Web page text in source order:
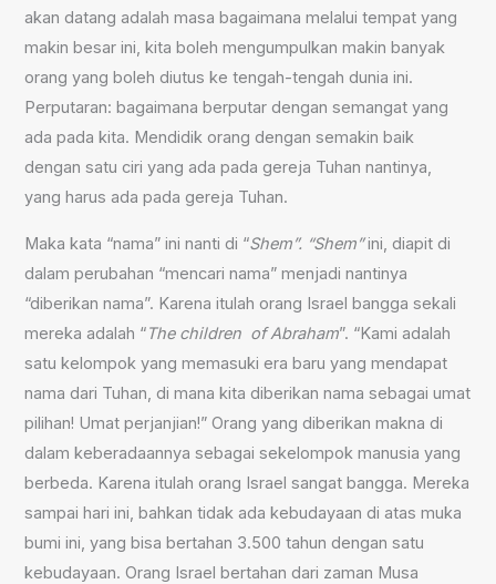
akan datang adalah masa bagaimana melalui tempat yang
makin besar ini, kita boleh mengumpulkan makin banyak
orang yang boleh diutus ke tengah-tengah dunia ini.
Perputaran: bagaimana berputar dengan semangat yang
ada pada kita. Mendidik orang dengan semakin baik
dengan satu ciri yang ada pada gereja Tuhan nantinya,
yang harus ada pada gereja Tuhan.
Maka kata “nama” ini nanti di “Shem”. “Shem”ini, diapit di
dalam perubahan “mencari nama” menjadi nantinya
“diberikan nama”. Karena itulah orang Israel bangga sekali
mereka adalah “The children of Abraham”. “Kami adalah
satu kelompok yang memasuki era baru yang mendapat
nama dari Tuhan, di mana kita diberikan nama sebagai umat
pilihan! Umat perjanjian!” Orang yang diberikan makna di
dalam keberadaannya sebagai sekelompok manusia yang
berbeda. Karena itulah orang Israel sangat bangga. Mereka
sampai hari ini, bahkan tidak ada kebudayaan di atas muka
bumi ini, yang bisa bertahan 3.500 tahun dengan satu
kebudayaan. Orang Israel bertahan dari zaman Musa